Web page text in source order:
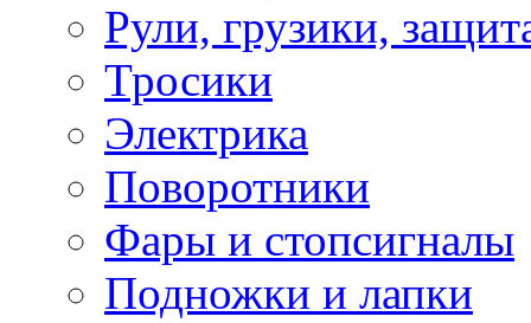
Рули, грузики,
Тросики
Электрика
Поворотники
Фары и стопсигналы
Подножки и лапки